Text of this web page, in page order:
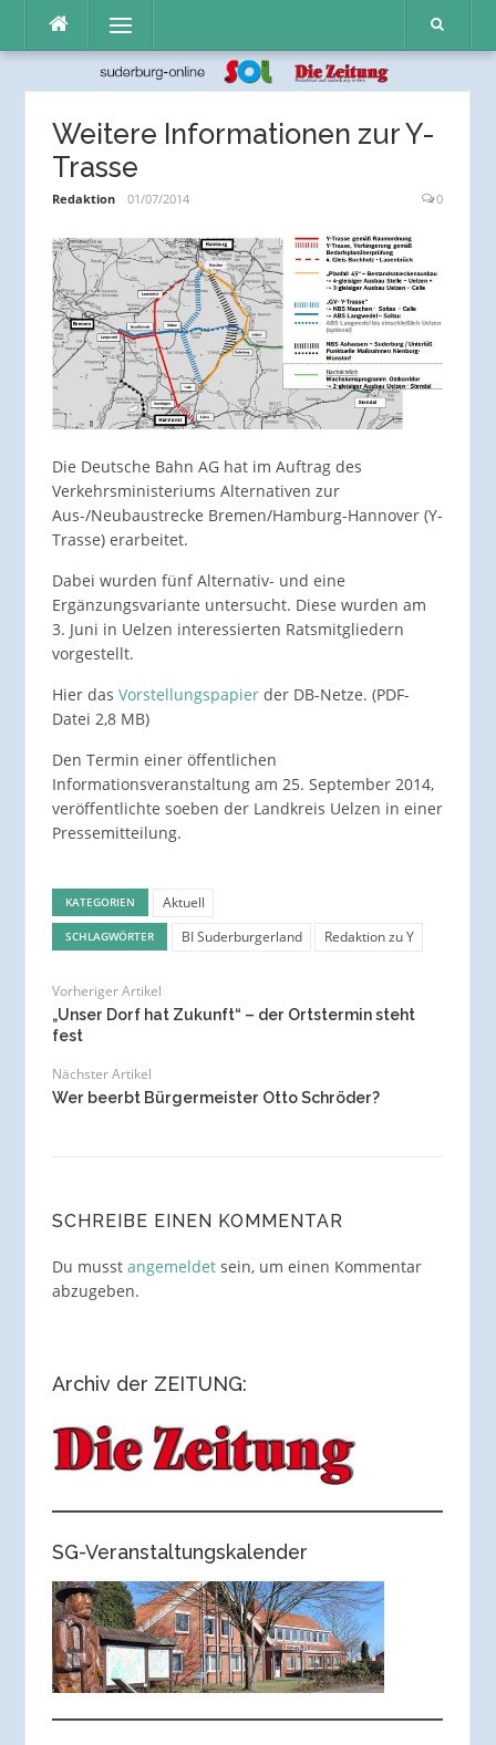
Inhalt
Menü
Weitere Informationen zur Y-
Trasse
Redaktion 01/07/2014 0
Die Deutsche Bahn AG hat im Auftrag des
Verkehrsministeriums Alternativen zur
Aus-/Neubaustrecke Bremen/Hamburg-Hannover (Y-
Trasse) erarbeitet.
Dabei wurden fünf Alternativ- und eine
Ergänzungsvariante untersucht. Diese wurden am
3. Juni in Uelzen interessierten Ratsmitgliedern
vorgestellt.
Hier das Vorstellungspapierder DB-Netze. (PDF-
Datei 2,8 MB)
Den Termin einer öffentlichen
Informationsveranstaltung am 25. September 2014,
veröffentlichte soeben der Landkreis Uelzen in einer
Pressemitteilung.
KATEGORIEN Aktuell
SCHLAGWÖRTER BI Suderburgerland Redaktion zu Y
Vorheriger Artikel
„Unser Dorf hat Zukunft“ – der Ortstermin steht
fest
Nächster Artikel
Wer beerbt Bürgermeister Otto Schröder?
SCHREIBE EINEN KOMMENTAR
Du musst angemeldetsein, um einen Kommentar
abzugeben.
Archiv der ZEITUNG:
SG-Veranstaltungskalender